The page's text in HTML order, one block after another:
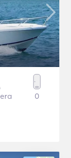
0